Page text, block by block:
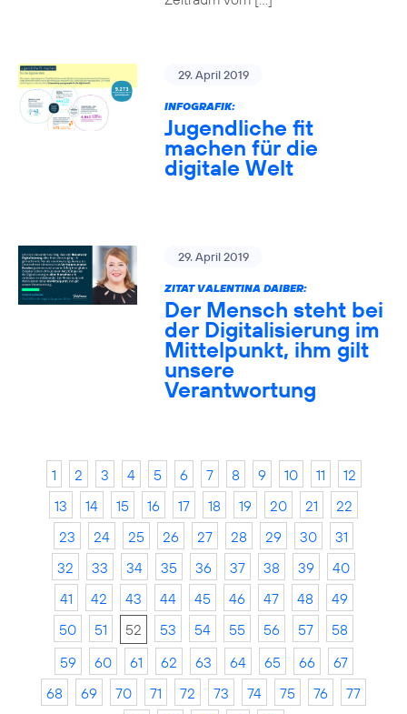
29. April 2019
INFOGRAFIK:
Jugendliche fit
machen für die
digitale Welt
29. April 2019
ZITAT VALENTINA DAIBER:
Der Mensch steht bei
der Digitalisierung im
Mittelpunkt, ihm gilt
unsere
Verantwortung
1 2 3 4 5 6 7 8 9 10 11
12
13
14 15 16 17 18 19 20 21
22
23
24 25 26 27 28 29 30
31
32
33 34 35 36 37 38 39
40
41
42 43 44 45 46 47 48
49
50
51 52 53 54 55 56 57
58
59
60 61 62 63 64 65 66
67
68
69 70 71 72 73 74 75 76
77